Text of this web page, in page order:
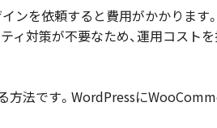
ンを依頼すると費用がかかりま
対策が不要なため、運用コスト
法です。WordPressに